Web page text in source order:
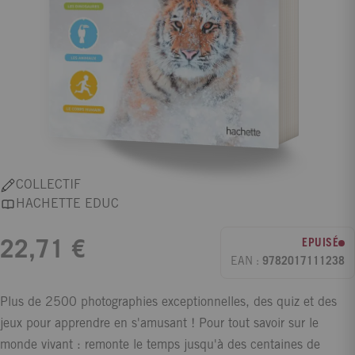
COLLECTIF
HACHETTE EDUC
22,71 €
EPUISÉ
EAN : 9782017111238
Plus de 2500 photographies exceptionnelles, des quiz et des
jeux pour apprendre en s'amusant ! Pour tout savoir sur le
monde vivant : remonte le temps jusqu'à des centaines de